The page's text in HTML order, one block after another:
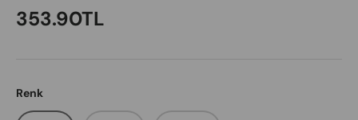
Regular price
353.90TL
Renk